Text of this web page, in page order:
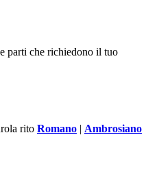
parti che richiedono il tuo
rito Romano | Ambrosiano